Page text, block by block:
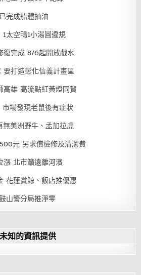
完成船體抽油
太空鴨1小湯圓違規
復完成 8/6起開放戲水
打造彰化信義計畫區
高雄 高流點紅黃燈同賀
場發現老鼠後有症狀
美洲野牛、孟加拉虎
元 另求償檢修及清潔費
漲 北市籲遠離河濱
花蓮賞鯨、飯店推優惠
山警分局推淨零
未知的資訊提供